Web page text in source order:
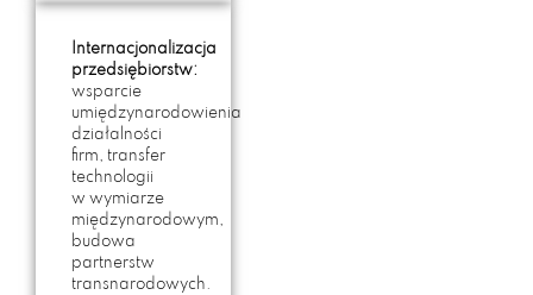
Internacjonalizacja
przedsiębiorstw:
wsparcie
umiędzynarodowienia
działalności
firm, transfer
technologii
w wymiarze
międzynarodowym,
budowa
partnerstw
transnarodowych.